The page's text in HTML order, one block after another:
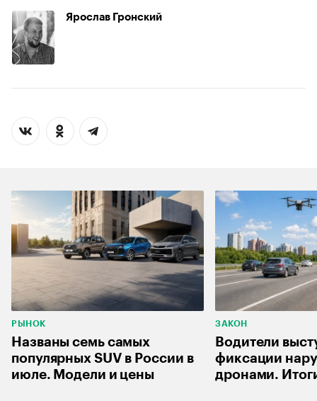
Ярослав Гронский
РЫНОК
Названы семь самых
популярных SUV в России в
июле. Модели и цены
ЗАКОН
Водители
фиксации
дронами.